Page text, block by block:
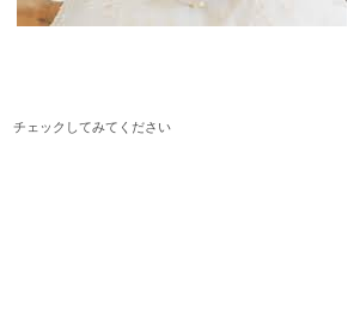
チェックしてみてください